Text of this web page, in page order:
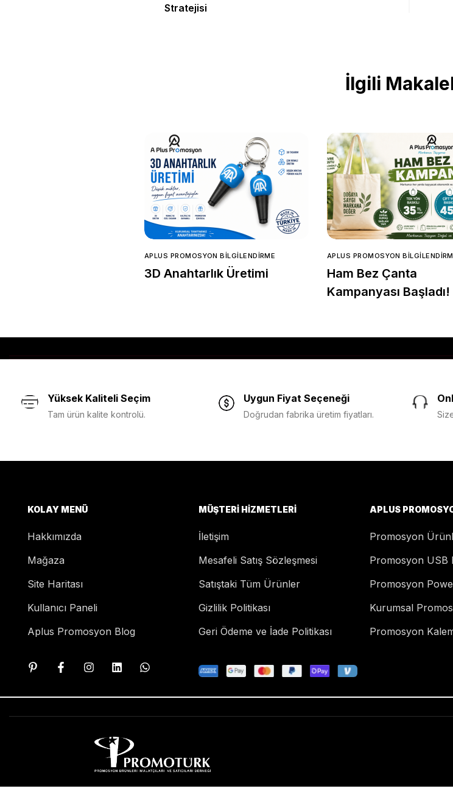
Stratejisi
İlgili
APLUS PROMOSYON BILGILENDIRME
3D Anahtarlık Üretimi
APLUS PROMOSYON
Ham Bez Çanta
Kampanyası Başladı!
Yüksek Kaliteli Seçim
Tam ürün kalite kontrolü.
Uygun Fiyat Seçeneği
Doğrudan fabrika üretim fiyatları.
KOLAY MENÜ
Hakkımızda
Mağaza
Site Haritası
Kullanıcı Paneli
Aplus Promosyon Blog
MÜŞTERI HIZMETLERI
İletişim
Mesafeli Satış Sözleşmesi
Satıştaki Tüm Ürünler
Gizlilik Politikası
Geri Ödeme ve İade Politikası
APLUS
Promosyon
Promosyon USB
Promosyon
Kurumsal
Promosyon